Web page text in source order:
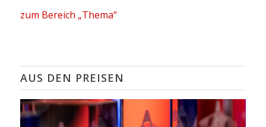
zum Bereich „Thema“
AUS DEN PREISEN